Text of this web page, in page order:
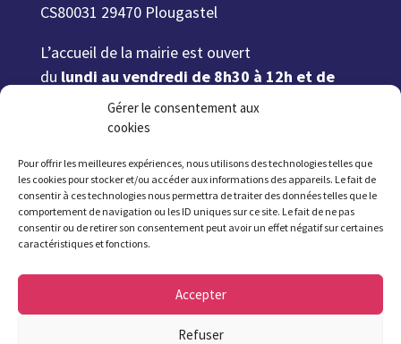
Gérer le consentement aux
cookies
Pour offrir les meilleures expériences, nous utilisons des technologies telles que
les cookies pour stocker et/ou accéder aux informations des appareils. Le fait de
consentir à ces technologies nous permettra de traiter des données telles que le
comportement de navigation ou les ID uniques sur ce site. Le fait de ne pas
consentir ou de retirer son consentement peut avoir un effet négatif sur certaines
caractéristiques et fonctions.
Accepter
Refuser
CS80031 29470 Plougastel
L’accueil de la mairie est ouvert
du lundi au vendredi de 8h30 à 12h et de
13h30 (13h45 le jeudi) à 17h30
matin de 9h à 12h.
Attention été 2026 : fermeture de la mairie
à 17h à partir du 6 juillet et jusqu’au 21
août inclus. Fermeture le samedi du 11
juillet au 22 août inclus.
02 98 37 57 57